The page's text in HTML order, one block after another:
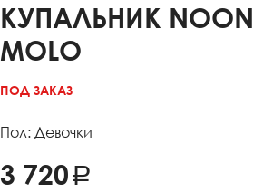
КУПАЛЬНИК
MOLO
ПОД ЗАКАЗ
Пол: Девочки
3 720